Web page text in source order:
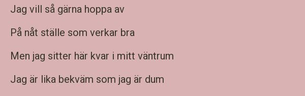
Jag vill så gärna hoppa av
På nåt ställe som verkar bra
Men jag sitter här kvar i mitt väntrum
Jag är lika bekväm som jag är dum